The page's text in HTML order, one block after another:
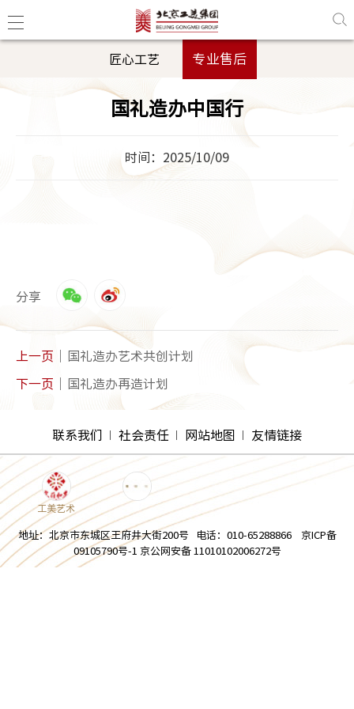
匠心工艺 专业售后
国礼造办中国行
时间：2025/10/09
分享
上一页 国礼造办艺术共创计划
下一页 国礼造办再造计划
联系我们 社会责任 网站地图 友情链接
工美艺术
地址：北京市东城区王府井大街200号 电话：010-65288866 京ICP备
09105790号-1 京公网安备 11010102006272号